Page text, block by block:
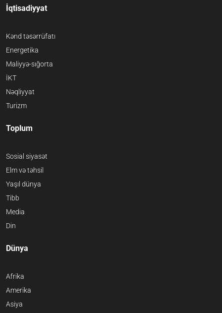
İqtisadiyyat
Kənd təsərrüfatı
Energetika
Maliyyə-sığorta
İKT
Nəqliyyat
Turizm
Toplum
Sosial siyasət
Elm və təhsil
Yaşıl dünya
Tibb
Media
Din
Dünya
Afrika
Amerika
Asiya